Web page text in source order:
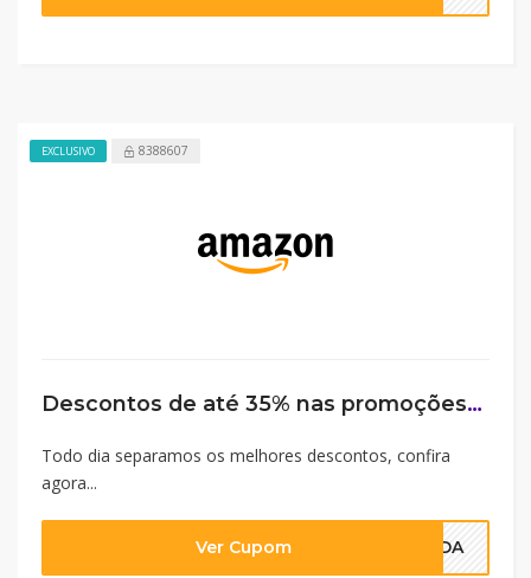
EXCLUSIVO 8388607
Descontos de até 35% nas promoções de hoje
Todo dia separamos os melhores descontos, confira
agora...
Ver Cupom NADA